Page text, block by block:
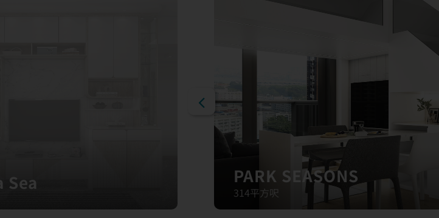
Sea PARK SEASONS
314平方呎